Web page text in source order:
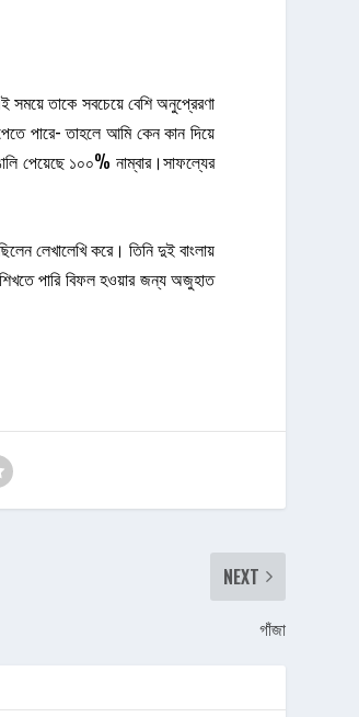
সময়ে তাকে সবচেয়ে বেশি অনুপ্রেরণা
পারে- তাহলে আমি কেন কান দিয়ে
পেয়েছে ১০০% নাম্বার।সাফল্যের
লেখালেখি করে। তিনি দুই বাংলায়
পারি বিফল হওয়ার জন্য অজুহাত
NEXT
গাঁজা